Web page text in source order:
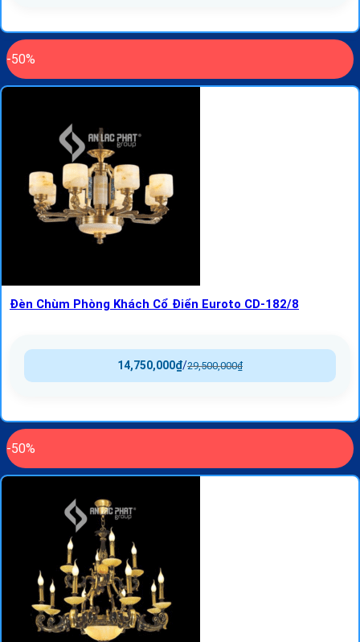
-50%
Đèn Chùm Phòng Khách Cổ Điển Euroto CD-182/8
29,500,000₫
/
14,750,000₫
-50%